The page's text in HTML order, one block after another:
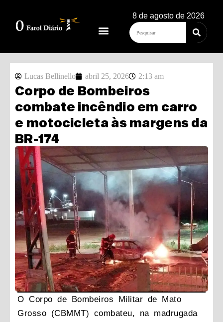
8 de agosto de 2026
Lucas Bellinello abril 25, 2026 2:13 am
Corpo de Bombeiros
combate incêndio em carro
e motocicleta às margens da
BR-174
O Corpo de Bombeiros Militar de Mato
Grosso (CBMMT) combateu, na madrugada